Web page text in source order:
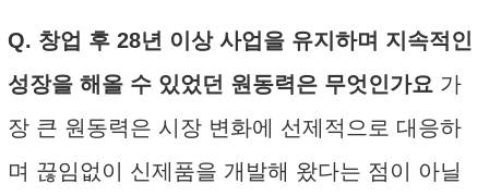
Q. 창업 후 28년 이상 사업을 유지하며 지속적인
성장을 해올 수 있었던 원동력은 무엇인가요 가
장 큰 원동력은 시장 변화에 선제적으로 대응하
며 끊임없이 신제품을 개발해 왔다는 점이 아닐